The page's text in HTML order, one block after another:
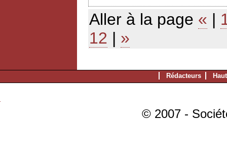
Aller à la page « |
12 | »
Rédacteurs
© 2007 -